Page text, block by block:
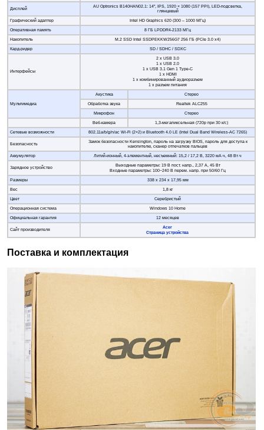
Дисплей
AU Optronics B140HAN02.1: 14", IPS, 1920 × 1080 (157 PPI), LED-подсветка,
глянцевый
Графический адаптер
Intel HD Graphics 620 (300 – 1000 МГц)
Оперативная память
8 ГБ LPDDR4-2133 МГц
Накопитель
M.2 SSD Intel SSDPEKKW256G7 256 ГБ (PCIe 3.0 х4)
Кард-ридер
SD / SDHC / SDXC
Интерфейсы
2 x USB 3.0
1 x USB 2.0
1 x USB 3.1 Gen 1 Type-C
1 x HDMI
1 x комбинированный аудиоразъем
1 x разъем питания
Мультимедиа
Акустика
Стерео
Обработка звука
Realtek ALC255
Микрофон
Стерео
Веб-камера
1,3-мегапиксельная (720p при 30 к/с)
Сетевые возможности
802.11а/b/g/n/ас Wi-Fi (2×2) и Bluetooth 4.0 LE (Intel Dual Band Wireless-AC 7265)
Безопасность
Замок безопасности Kensington, пароль на загрузку BIOS, пароль для доступа к
накопителю, сканер отпечатков пальцев
Аккумулятор
Литий-ионный, 4-элементный, несъемный: 15,2 / 17,2 В, 3220 мА·ч, 48 Вт·ч
Зарядное устройство
Выходные параметры: 19 В пост. напр., 2,37 A, 45 Вт
Входные параметры: 100~240 В перем. напр. при 50/60 Гц
Размеры
338 х 234 х 17,95 мм
Вес
1,8 кг
Цвет
Серебристый
Операционная система
Windows 10 Home
Официальная гарантия
12 месяцев
Сайт производителя
Acer
Страница устройства
Поставка и комплектация